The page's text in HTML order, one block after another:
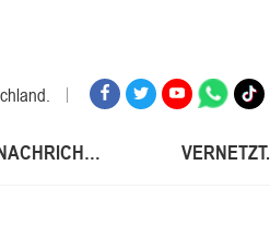
NACHRICHTEN.
VERNETZT.